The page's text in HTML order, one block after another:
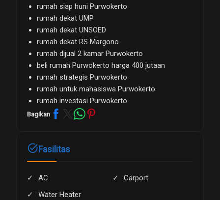
rumah siap huni Purwokerto
rumah dekat UMP
rumah dekat UNSOED
rumah dekat RS Margono
rumah dijual 2 kamar Purwokerto
beli rumah Purwokerto harga 400 jutaan
rumah strategis Purwokerto
rumah untuk mahasiswa Purwokerto
rumah investasi Purwokerto
Bagikan
task_altFasilitas
AC
Carport
Water Heater